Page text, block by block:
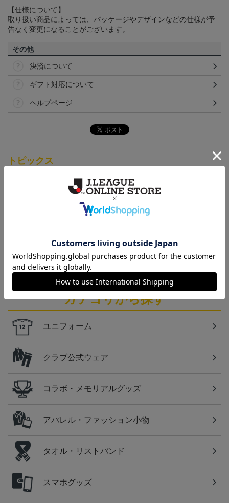
【仕様について】
取り扱い商品によっては、パッケージやデザインなどの仕様が予
告なく変更になることがございます。
その他
決済について
ギフト対応について
ヘルプページ
トピックス
チームマスコットグッズは、サポーターやファン必
見！今すぐチェックしてみてください！
ベガルタ仙台のスクール生向けのグッズを取り扱い
しております！
カテゴリから探す
ユニフォーム
クラブ公式ウェア
コラボ・メモリアルグッズ
アパレル・ファッション小物
タオル・リストバンド
スマホグッズ